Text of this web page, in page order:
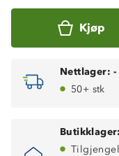
Kjøp
Nettlager: -
50+ stk
Butikklager: